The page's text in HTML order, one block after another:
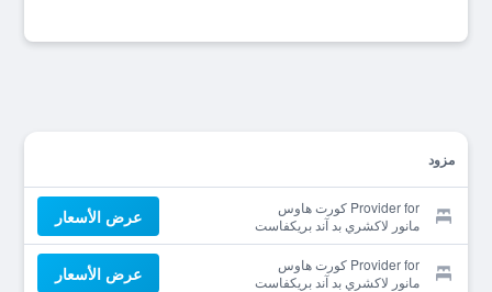
مزود
Provider for كورت هاوس
مانور لاكشري بد آند بريكفاست
عرض الأسعار
Provider for كورت هاوس
مانور لاكشري بد آند بريكفاست
عرض الأسعار